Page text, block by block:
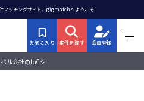
マッチングサイト、gigmatchへようこそ
お気に入り 案件を探す 会員登録
ベル会社のtoCシ